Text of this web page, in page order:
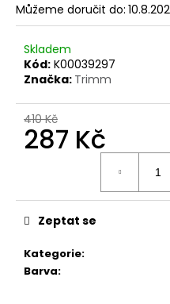
Můžeme doručit do:
Skladem
Kód: K00039297
Značka: Trimm
410 Kč
287 Kč
Kategorie:
Barva:
Zeptat se
D
o
p
o
u
č
u
e